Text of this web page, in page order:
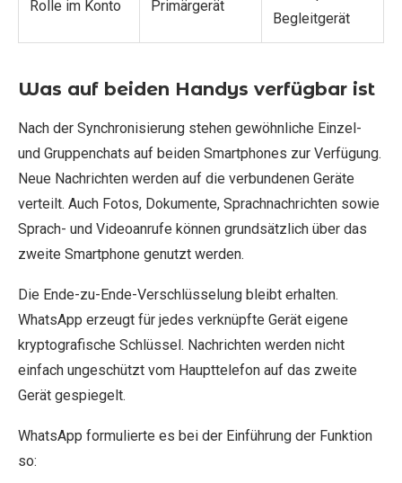
Rolle im Konto Primärgerät
Begleitgerät
Was auf beiden Handys verfügbar ist
Nach der Synchronisierung stehen gewöhnliche Einzel-
und Gruppenchats auf beiden Smartphones zur Verfügung.
Neue Nachrichten werden auf die verbundenen Geräte
verteilt. Auch Fotos, Dokumente, Sprachnachrichten sowie
Sprach- und Videoanrufe können grundsätzlich über das
zweite Smartphone genutzt werden.
Die Ende-zu-Ende-Verschlüsselung bleibt erhalten.
WhatsApp erzeugt für jedes verknüpfte Gerät eigene
kryptografische Schlüssel. Nachrichten werden nicht
einfach ungeschützt vom Haupttelefon auf das zweite
Gerät gespiegelt.
WhatsApp formulierte es bei der Einführung der Funktion
so: